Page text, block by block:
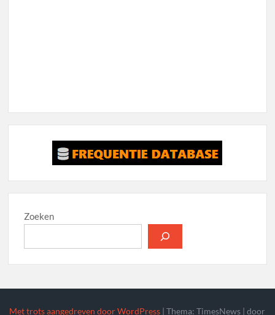
Zoeken
Met trots aangedreven door WordPress |Thema: TimesNews |door